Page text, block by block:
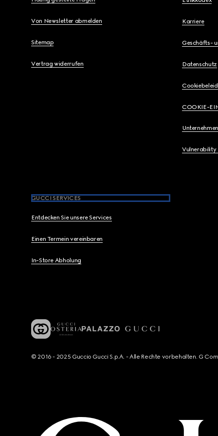
Von Newsletter abmelden
Sitemap
Vertrag widerrufen
Karriere
Geschäfts-
Datenschutz
Cookiebeleid
COOKIE-
Vulnerability
GUCCI SERVICES
Entdecken Sie unsere Services
Einen Termein vereinbaren
In-Store Abholung
© 2016 - 2025 Guccio Gucci S.p.A. - Alle Rechte vorbehalten. G